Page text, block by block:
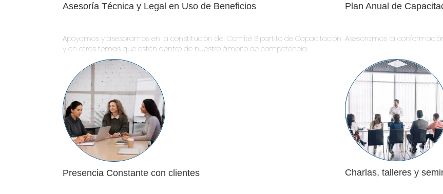
Asesoría Técnica y Legal en Uso de Beneficios
Apoyamos y asesoramos en la constitución del Comité Bipartito de Capacitación
y en otros temas que estén dentro de nuestro ámbito de competencia.
Plan Anual de
Asesoramos la
Presencia Constante con clientes Charlas, talleres y